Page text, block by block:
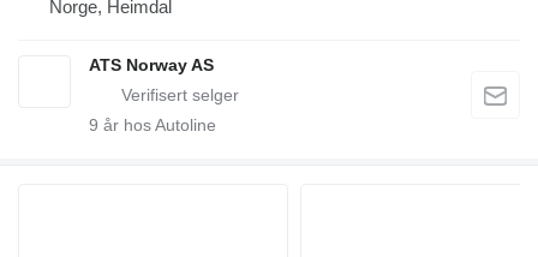
Norge, Heimdal
ATS Norway AS
9 år hos Autoline